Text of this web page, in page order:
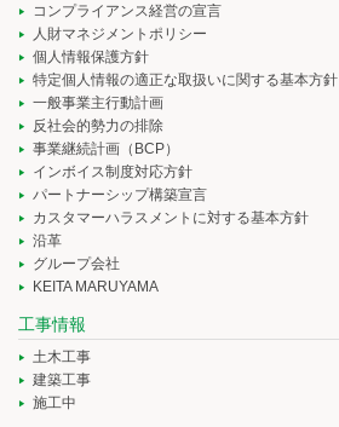
コンプライアンス経営の宣言
人財マネジメントポリシー
個人情報保護方針
特定個人情報の適正な取扱いに関する基本方針
一般事業主行動計画
反社会的勢力の排除
事業継続計画（BCP）
インボイス制度対応方針
パートナーシップ構築宣言
カスタマーハラスメントに対する基本方針
沿革
グループ会社
KEITA MARUYAMA
工事情報
土木工事
建築工事
施工中